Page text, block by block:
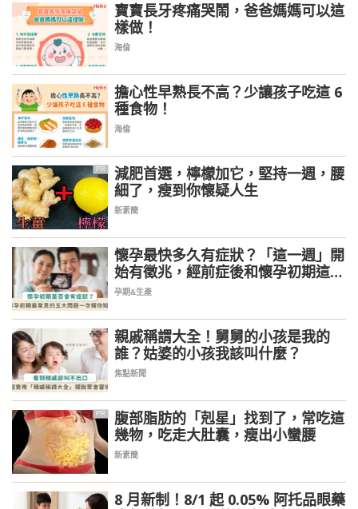
寶寶長牙疼痛哭鬧，爸爸媽媽可以這
樣做！
海倫
擔心性早熟長不高？少讓孩子吃這 6
種食物！
海倫
PR
減肥首選，檸檬加它，堅持一週，腰
細了，瘦到你懷疑人生
新素簡
懷孕最快多久有症狀？「這一週」開
始有徵兆，經前症後和懷孕初期這樣
分辨
孕期&生產
親戚稱謂大全！舅舅的小孩是我的
誰？姑婆的小孩我該叫什麼？
焦點新聞
PR
腹部脂肪的「剋星」找到了，常吃這
幾物，吃走大肚囊，瘦出小蠻腰
新素簡
8 月新制！8/1 起 0.05% 阿托品眼藥